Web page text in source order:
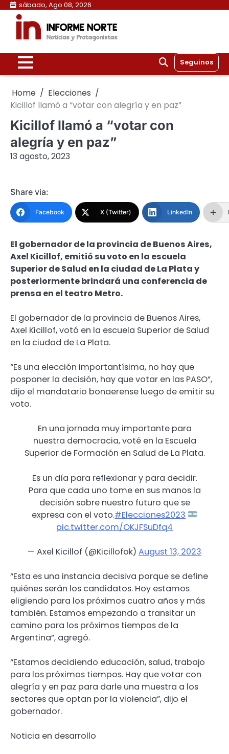
Skip
content
sábado, Ago 08, 2026
Seguinos
Home
Elecciones
Kicillof llamó a “votar con alegría y en paz”
Kicillof llamó a “votar con
alegría y en paz”
13 agosto, 2023
Share via:
Facebook X (Twitter) LinkedIn
El gobernador de la provincia de Buenos Aires,
Axel Kicillof, emitió su voto en la escuela
Superior de Salud en la ciudad de La Plata y
posteriormente brindará una conferencia de
prensa en el teatro Metro.
El gobernador de la provincia de Buenos Aires,
Axel Kicillof, votó en la escuela Superior de Salud
en la ciudad de La Plata.
“Es una elección importantísima, no hay que
posponer la decisión, hay que votar en las PASO”,
dijo el mandatario bonaerense luego de emitir su
voto.
En una jornada muy importante para
nuestra democracia, voté en la Escuela
Superior de Formación en Salud de La Plata.
Es un día para reflexionar y para decidir.
Para que cada uno tome en sus manos la
decisión sobre nuestro futuro que se
expresa con el voto.#Elecciones2023
pic.twitter.com/OKJFSuDfq4
— Axel Kicillof (@Kicillofok) August 13, 2023
“Esta es una instancia decisiva porque se define
quiénes serán los candidatos. Hoy estamos
eligiendo para los próximos cuatro años y más
también. Estamos empezando a transitar un
camino para los próximos tiempos de la
Argentina”, agregó.
“Estamos decidiendo educación, salud, trabajo
para los próximos tiempos. Hay que votar con
alegría y en paz para darle una muestra a los
sectores que optan por la violencia”, dijo el
gobernador.
Noticia en desarrollo